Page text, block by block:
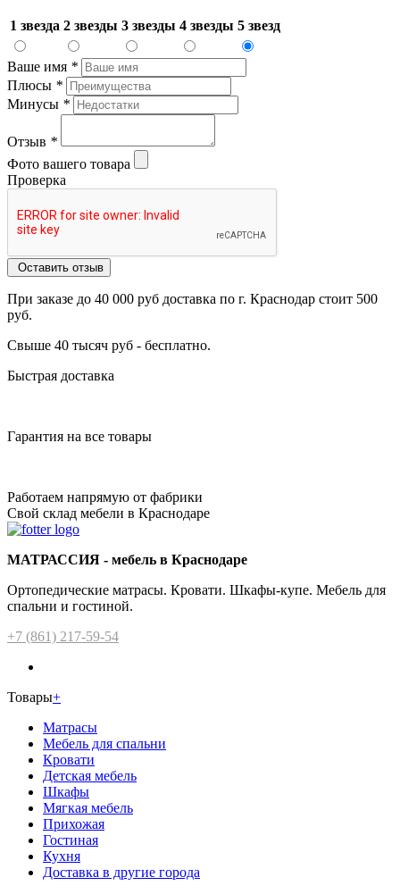
1 звезда 2 звезды 3 звезды 4 звезды 5 звезд
Ваше имя *
Плюсы *
Минусы *
Отзыв *
Фото вашего товара
Проверка
Оставить отзыв
При заказе до 40 000 руб доставка по г. Краснодар стоит 500
руб.
Свыше 40 тысяч руб - бесплатно.
Быстрая доставка
Гарантия на все товары
Работаем напрямую от фабрики
Свой склад мебели в Краснодаре
МАТРАССИЯ - мебель в Краснодаре
Ортопедические матрасы. Кровати. Шкафы-купе. Мебель для
спальни и гостиной.
+7 (861) 217-59-54
Товары+
Матрасы
Мебель для спальни
Кровати
Детская мебель
Шкафы
Мягкая мебель
Прихожая
Гостиная
Кухня
Доставка в другие города